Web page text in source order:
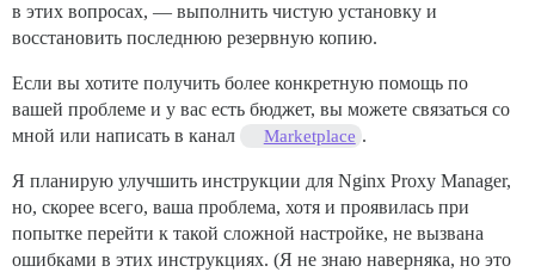
в этих вопросах, — выполнить чистую установку и
восстановить последнюю резервную копию.
Если вы хотите получить более конкретную помощь по
вашей проблеме и у вас есть бюджет, вы можете связаться со
мной или написать в канал
Marketplace .
Я планирую улучшить инструкции для Nginx Proxy Manager,
но, скорее всего, ваша проблема, хотя и проявилась при
попытке перейти к такой сложной настройке, не вызвана
ошибками в этих инструкциях. (Я не знаю наверняка, но это